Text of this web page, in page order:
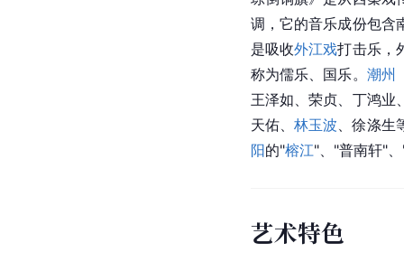
调，它的音乐成份包含
是吸收外江戏打击乐，
称为儒乐、国乐。 潮州
王泽如、荣贞、丁鸿业
天佑、林玉波、徐涤生
阳的"榕江"、"普南轩"
艺术特色